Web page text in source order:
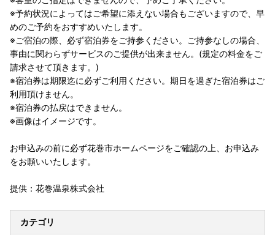
※予約状況によってはご希望に添えない場合もございますので、早
めのご予約をおすすめいたします。
※ご宿泊の際、必ず宿泊券をご持参ください。ご持参なしの場合、
事由に関わらずサービスのご提供が出来ません。(規定の料金をご
請求させて頂きます。)
※宿泊券は期限迄に必ずご利用ください。期日を過ぎた宿泊券はご
利用頂けません。
※宿泊券の払戻はできません。
※画像はイメージです。
お申込みの前に必ず花巻市ホームページをご確認の上、お申込み
をお願いいたします。
提供：花巻温泉株式会社
カテゴリ